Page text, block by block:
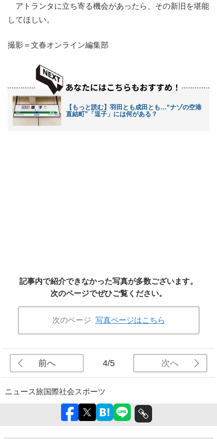
アトランタに立ち寄る機会があったら、その新旧を堪能
してほしい。
撮影＝文春オンライン編集部
【もっと読む】羽田とも成田とも…“ナゾの空港
直結町”「逗子」には何がある？
記事内で紹介できなかった写真が多数ございます。
次のページでぜひご覧ください。
次のページ 写真ページはこちら
前へ 4/5 次へ
ニュース旅国際社会スポーツ